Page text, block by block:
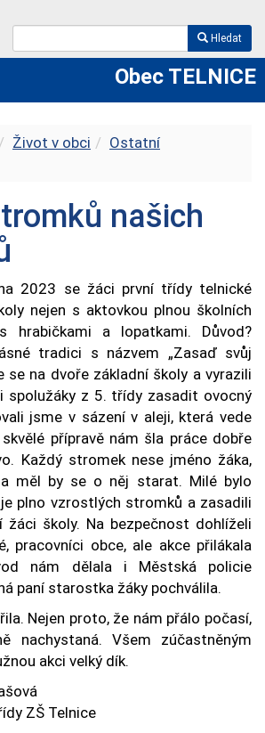
Hledat
Obec TELNICE
Život v obci
Ostatní
našich
2023 se žáci první třídy telnické
nejen s aktovkou plnou školních
hrabičkami a lopatkami. Důvod?
tradici s názvem „Zasaď svůj
se na dvoře základní školy a vyrazili
spolužáky z 5. třídy zasadit ovocný
jsme v sázení v aleji, která vede
přípravě nám šla práce dobře
Každý stromek nese jméno žáka,
měl by se o něj starat. Milé bylo
plno vzrostlých stromků a zasadili
žáci školy. Na bezpečnost dohlíželi
pracovníci obce, ale akce přilákala
nám dělala i Městská policie
paní starostka žáky pochválila.
Nejen proto, že nám přálo počasí,
nachystaná. Všem zúčastněným
akci velký dík.
ZŠ Telnice